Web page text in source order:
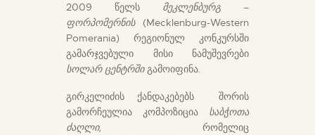
2009 წელს მეკლენბურგ –
ფორპომერნის(Mecklenburg-Western
Pomerania) რეგიონულ კონკურსში
გამარჯვებული მისი ნამუშევრები
სოლარ ცენტრშიგამოიფინა.
გირკელიძის ქანდაკებებს შორის
გამორჩეულია კომპოზიცია საბჭოთა
ძაღლი,
რომელიც